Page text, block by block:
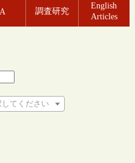
調査研究
English
Articles
てください
い